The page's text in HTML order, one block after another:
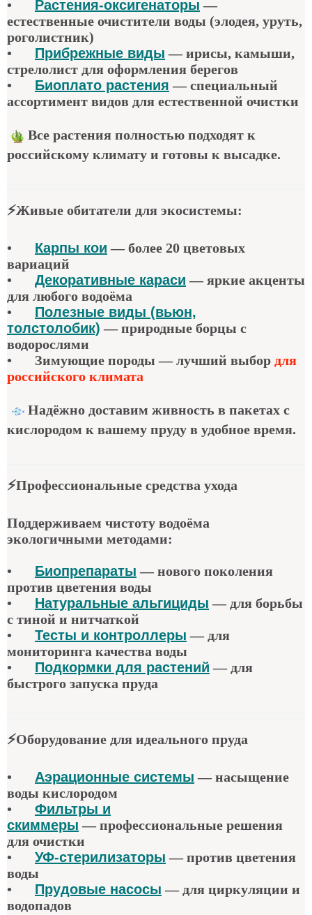
•
Растения-оксигенаторы —
естественные очистители воды (элодея, уруть,
роголистник)
•
Прибрежные виды — ирисы, камыши,
стрелолист для оформления берегов
•
Биоплато растения — специальный
ассортимент видов для естественной очистки
Все растения полностью подходят к
российскому климату и готовы к высадке.
⚡Живые обитатели для экосистемы:
• Карпы кои —более 20 цветовых
вариаций
•
Декоративные караси — яркие акценты
для любого водоёма
•
Полезные виды (вьюн,
толстолобик) —природные борцы с
водорослями
•
Зимующие породы — лучший выбор для
российского климата
Надёжно доставим живность в пакетах с
кислородом к вашему пруду в удобное время.
⚡Профессиональные средства ухода
Поддерживаем чистоту водоёма
экологичными методами:
• Биопрепараты —нового поколения
против цветения воды
•
Натуральные альгициды — для борьбы
с тиной и нитчаткой
•
Тесты и контроллеры — для
мониторинга качества воды
•
Подкормки для растений — для
быстрого запуска пруда
⚡Оборудование для идеального пруда
• Аэрационные системы —насыщение
воды кислородом
•
Фильтры и
скиммеры —профессиональные решения
для очистки
•
УФ-стерилизаторы —против цветения
воды
•
Прудовые насосы — для циркуляции и
водопадов